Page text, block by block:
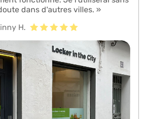
dans d'autres villes. »
H.